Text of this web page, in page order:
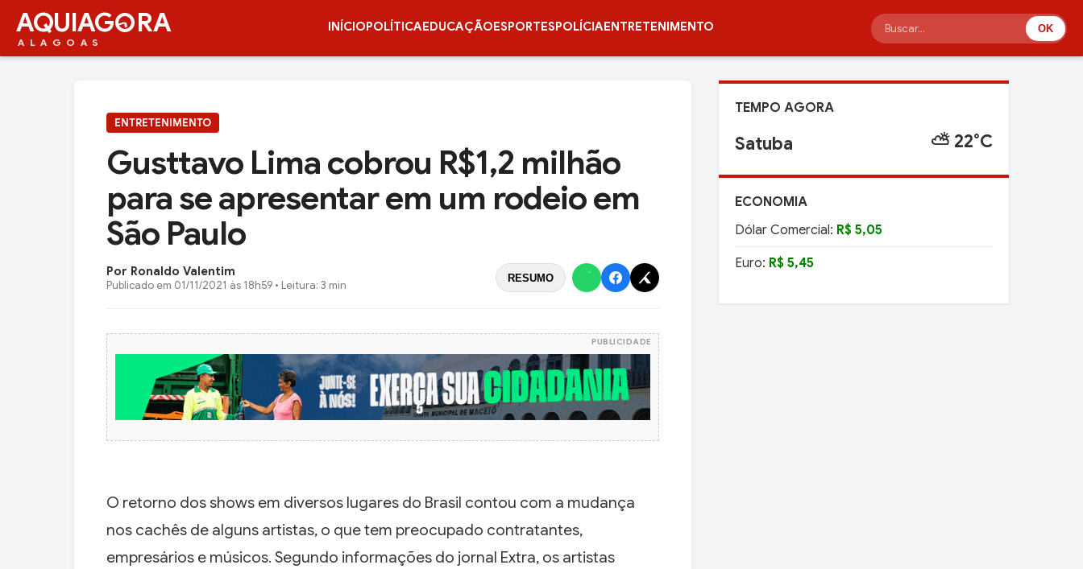
AQUIAG RA
ALAGOAS
INÍCIOPOLÍTICAEDUCAÇÃOESPORTESPOLÍCIAENTRETENIMENTO OK
ENTRETENIMENTO
Gusttavo Lima cobrou R$1,2 milhão
para se apresentar em um rodeio em
São Paulo
Por Ronaldo Valentim
Publicado em 01/11/2021 às 18h59 • Leitura: 3 min
RESUMO
PUBLICIDADE
O retorno dos shows em diversos lugares do Brasil contou com a mudança
nos cachês de alguns artistas, o que tem preocupado contratantes,
empresários e músicos. Segundo informações do jornal Extra, os artistas
TEMPO AGORA
Satuba ⛅ 22°C
ECONOMIA
Dólar Comercial: R$ 5,05
Euro: R$ 5,45